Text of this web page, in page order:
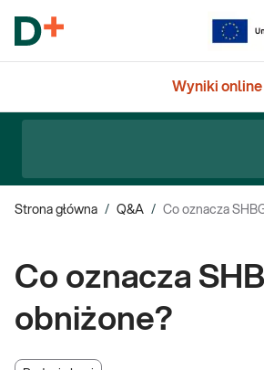
Wyniki online
Strona główna / Q&A / Co oznacza
Co oznacza
obniżone?